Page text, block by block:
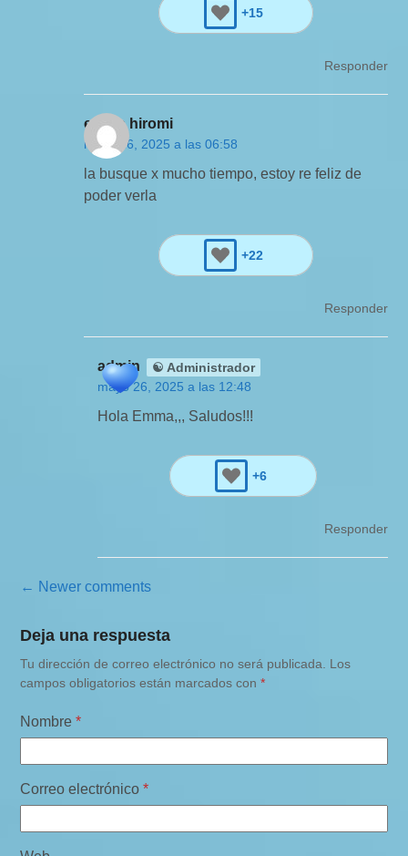
+15
Responder
emma hiromi
mayo 26, 2025 a las 06:58
la busque x mucho tiempo, estoy re feliz de
poder verla
+22
Responder
admin
☯ Administrador
mayo 26, 2025 a las 12:48
Hola Emma,,, Saludos!!!
+6
Responder
N
v
e
a
i
ó
n
← Newer comments
Deja una respuesta
Tu dirección de correo electrónico no será publicada.
Los
campos obligatorios están marcados con*
Nombre*
Correo electrónico*